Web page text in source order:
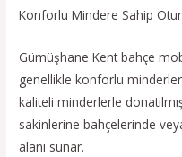
Konforlu Mindere Sahip
Gümüşhane Kent bahçe
genellikle konforlu
kaliteli minderlerle
sakinlerine bahçelerinde
alanı sunar.